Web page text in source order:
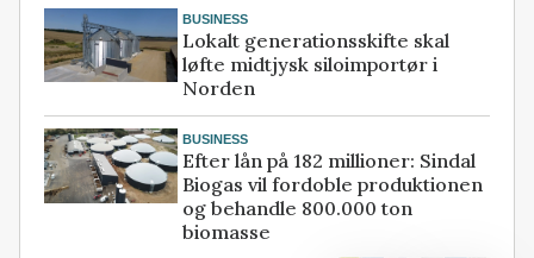
BUSINESS
Lokalt generationsskifte skal
løfte midtjysk siloimportør i
Norden
BUSINESS
Efter lån på 182 millioner: Sindal
Biogas vil fordoble produktionen
og behandle 800.000 ton
biomasse